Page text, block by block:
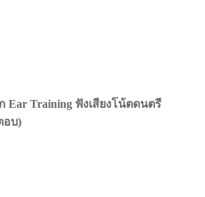
Ear Training ฟังเสียงโน้ตดนตรี
อบ)